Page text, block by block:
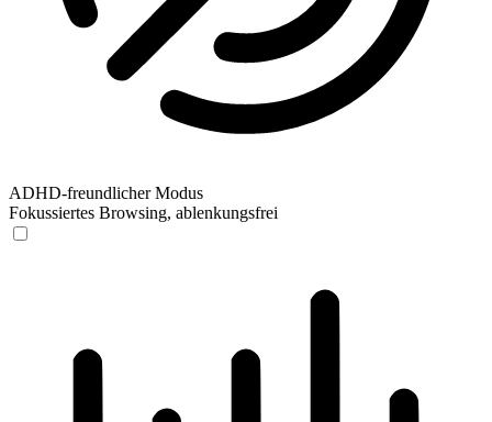
ADHD-freundlicher Modus
Fokussiertes Browsing, ablenkungsfrei